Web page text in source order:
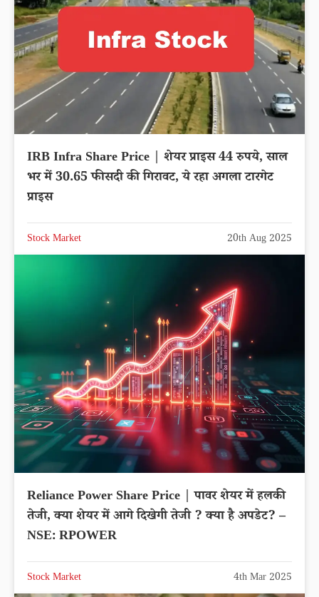
IRB Infra Share Price | शेयर प्राइस 44 रुपये, साल
भर में 30.65 फीसदी की गिरावट, ये रहा अगला टारगेट
प्राइस
Stock Market 20th Aug 2025
Reliance Power Share Price | पावर शेयर में हलकी
तेजी, क्या शेयर में आगे दिखेगी तेजी ? क्या है अपडेट? –
NSE: RPOWER
Stock Market 4th Mar 2025